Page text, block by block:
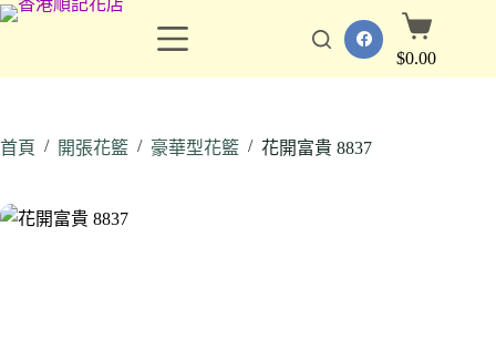
跳
容
購
物
車
$0.00
首頁 / 開張花籃 / 豪華型花籃 / 花開富貴 8837